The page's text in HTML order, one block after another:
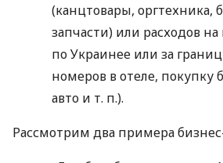
(канцтовары, оргтехника,
запчасти) или расходов
по Украинее или за
номеров в отеле, покупку
авто и т. п.).
Рассмотрим два примера